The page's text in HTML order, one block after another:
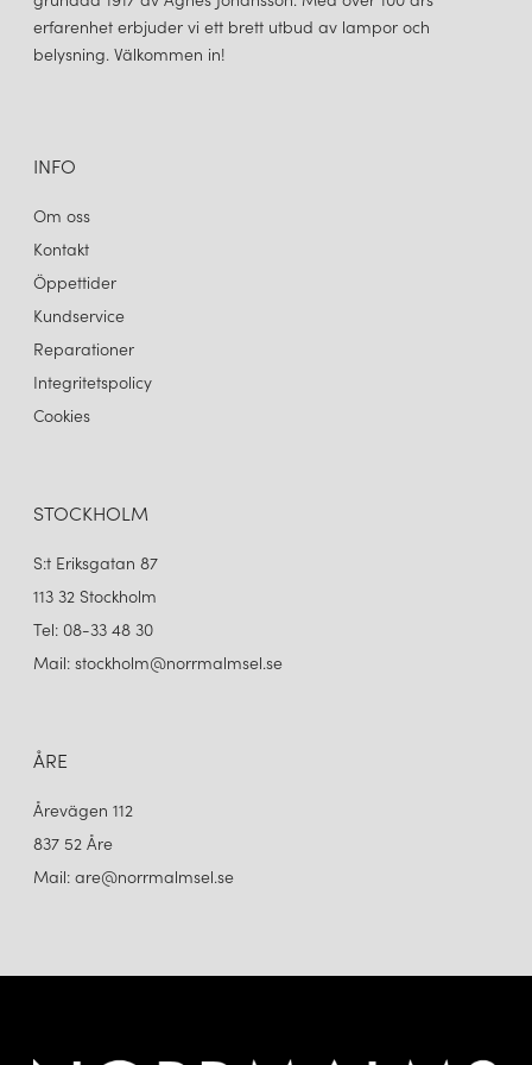
erfarenhet erbjuder vi ett brett utbud av lampor och
belysning. Välkommen in!
INFO
Om oss
Kontakt
Öppettider
Kundservice
Reparationer
Integritetspolicy
Cookies
STOCKHOLM
S:t Eriksgatan 87
113 32 Stockholm
Tel: 08-33 48 30
Mail: stockholm@norrmalmsel.se
ÅRE
Årevägen 112
837 52 Åre
Mail: are@norrmalmsel.se